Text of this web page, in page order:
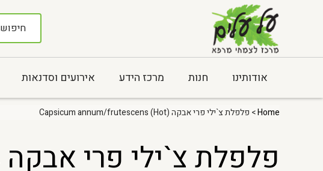
אודותינו חנות מרכז הידע אירועים וסדנאות
Home> פלפלת צ`ילי פרי אבקה Capsicum annum/frutescens (Hot)